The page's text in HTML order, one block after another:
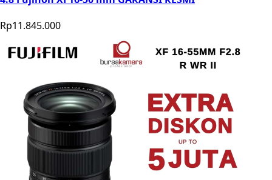
Rp11.845.000